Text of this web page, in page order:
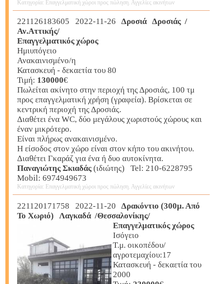
Κατηγορία: Επαγγελματική χώροι προς πώληση. Αγγελίες ακινήτων
221126183605 2022-11-26
Δροσιά Δροσιάς /
Αν.Αττικής/
Επαγγελματικός χώρος
Ημιυπόγειο
Ανακαινισμένο/η
Κατασκευή - δεκαετία του 80
Τιμή: 130000€
Πωλείται ακίνητο στην περιοχή της Δροσιάς, 100 τμ
προς επαγγελματική χρήση (γραφεία). Βρίσκεται σε
κεντρική περιοχή της Δροσιάς.
Διαθέτει ένα WC, δύο μεγάλους χωριστούς χώρους και
έναν μικρότερο.
Είναι πλήρως ανακαινισμένο.
Η είσοδος στον χώρο είναι στον κήπο του ακινήτου.
Διαθέτει Γκαράζ για ένα ή δυο αυτοκίνητα.
Παναγιώτης Σκιαδάς(ιδιώτης) Tel: 210-6228795
Mobil: 6974949673
Κατηγορία: Επαγγελματική χώροι προς πώληση. Αγγελίες ακινήτων
221120171758 2022-11-20
Δρακόντιο (300μ. Από
Το Χωριό) Λαγκαδά /Θεσσαλονίκης/
Επαγγελματικός χώρος
Ισόγειο
Τ.μ. οικοπέδου/
αγροτεμαχίου:17
Κατασκευή - δεκαετία του
2000